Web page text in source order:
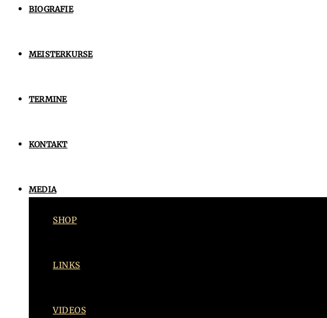
BIOGRAFIE
MEISTERKURSE
TERMINE
KONTAKT
MEDIA
SHOP
LINKS
VIDEOS